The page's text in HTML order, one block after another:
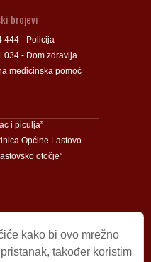
brojevi
444 - Policija
034 - Dom zdravlja
medicinska pomoć
i piculja”
Općine Lastovo
otočje”
kako bi ovo mrežno
također koristim